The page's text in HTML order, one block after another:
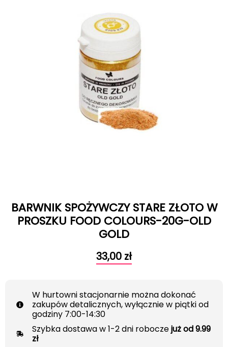
BARWNIK SPOŻYWCZY STARE ZŁOTO W
PROSZKU FOOD COLOURS-20G-OLD
GOLD
33,00 zł
W hurtowni stacjonarnie można dokonać
zakupów detalicznych, wyłącznie w piątki od
godziny 7:00-14:30
Szybka dostawa w 1-2 dni roboczejuż od 9.99
zł